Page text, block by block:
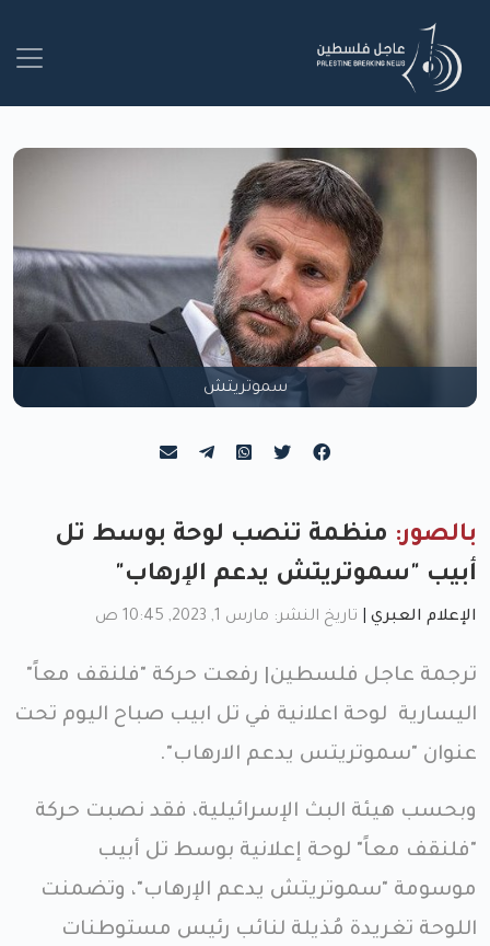
سموتريتش
بالصور: منظمة تنصب لوحة بوسط تل
أبيب "سموتريتش يدعم الإرهاب"
الإعلام العبري تاريخ النشر: مارس 1, 2023, 10:45 ص
ترجمة عاجل فلسطين| رفعت حركة "فلنقف معاً"
اليسارية لوحة اعلانية في تل ابيب صباح اليوم تحت
عنوان "سموتريتس يدعم الارهاب".
وبحسب هيئة البث الإسرائيلية، فقد نصبت حركة
"فلنقف معاً" لوحة إعلانية بوسط تل أبيب
موسومة "سموتريتش يدعم الإرهاب"، وتضمنت
اللوحة تغريدة مُذيلة لنائب رئيس مستوطنات